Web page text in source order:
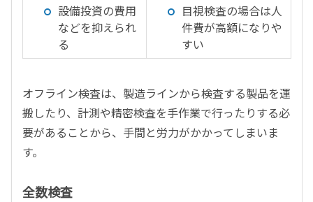
設備投資の費用
などを抑えられ
る
目視検査の場合は人
件費が高額になりや
すい
オフライン検査は、製造ラインから検査する製品を運
搬したり、計測や精密検査を手作業で行ったりする必
要があることから、手間と労力がかかってしまいま
す。
全数検査